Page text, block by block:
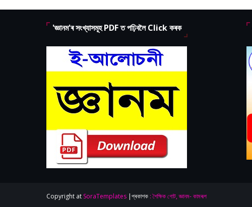
'জ্ঞানম'ৰ সংখ্যাসমূহ PDF ত পঢ়িবলৈ Click কৰক
Copyright at SoraTemplates |প্ৰকাশক : শৈক্ষিক গোট, জ্ঞানম- কামৰূপ